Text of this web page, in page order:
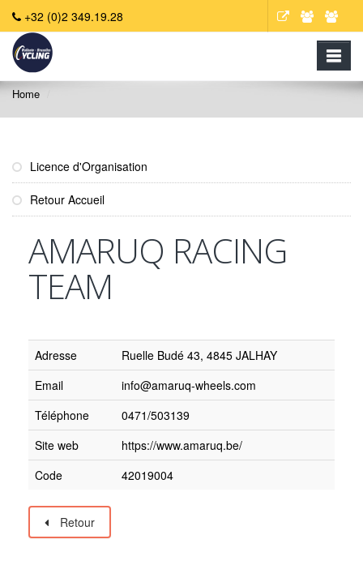
+32 (0)2 349.19.28
Home
Licence d'Organisation
Retour Accueil
AMARUQ RACING
TEAM
Adresse
Ruelle Budé 43, 4845 JALHAY
Email
info@amaruq-wheels.com
Téléphone
0471/503139
Site web
https://www.amaruq.be/
Code
42019004
Retour